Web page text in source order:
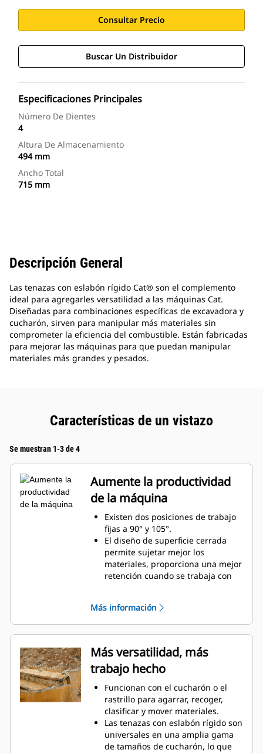
Consultar Precio
Buscar Un Distribuidor
Especificaciones Principales
Número De Dientes
4
Altura De Almacenamiento
494 mm
Ancho Total
715 mm
Descripción General
Las tenazas con eslabón rígido Cat® son el complemento
ideal para agregarles versatilidad a las máquinas Cat.
Diseñadas para combinaciones específicas de excavadora y
cucharón, sirven para manipular más materiales sin
comprometer la eficiencia del combustible. Están fabricadas
para mejorar las máquinas para que puedan manipular
materiales más grandes y pesados.
Características de un vistazo
Se muestran 1-3 de 4
Aumente la productividad
de la máquina
Existen dos posiciones de trabajo
fijas a 90° y 105°.
El diseño de superficie cerrada
permite sujetar mejor los
materiales, proporciona una mejor
retención cuando se trabaja con
bastidor.
Mayor gama de compatibilidad de
máquinas gracias a un diseño más
ligero
Aumente la productividad con el
uso periódico cuando no es
suficiente un cucharón o un
rastrillo solos.
Más información
Más versatilidad, más
trabajo hecho
Funcionan con el cucharón o el
rastrillo para agarrar, recoger,
clasificar y mover materiales.
Las tenazas con eslabón rígido son
universales en una amplia gama
de tamaños de cucharón, lo que